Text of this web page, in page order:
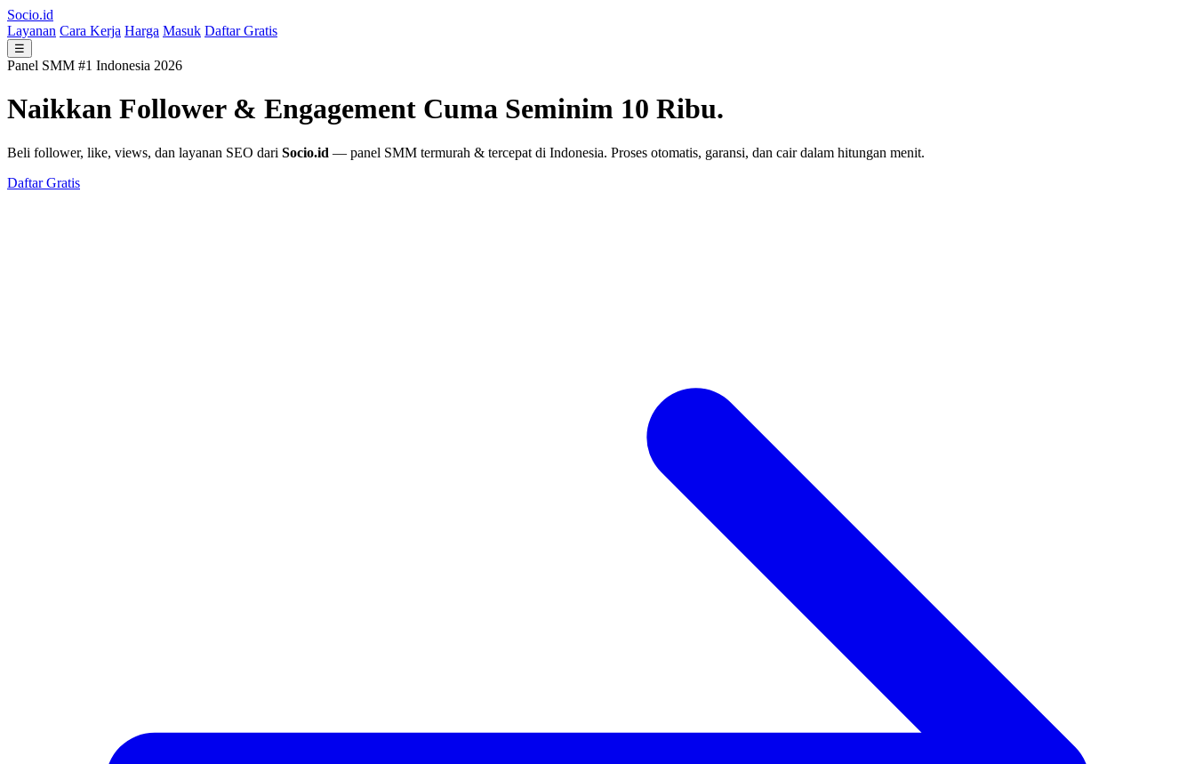
Socio.id
Layanan Cara Kerja Harga Masuk Daftar Gratis
☰
Panel SMM #1 Indonesia 2026
Naikkan Follower & Engagement Cuma Seminim 10 Ribu.
Beli follower, like, views, dan layanan SEO dari Socio.id — panel SMM termurah & tercepat di Indonesia. Proses otomatis, garansi, dan cair dalam hitungan menit.
Daftar Gratis